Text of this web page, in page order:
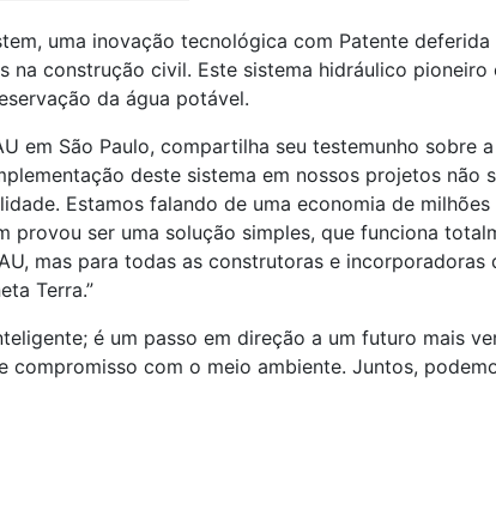
uma inovação tecnológica com Patente
construção civil. Este sistema hidráulico
da água potável.
em São Paulo, compartilha seu testemunho
deste sistema em nossos projetos
Estamos falando de uma economia de
provou ser uma solução simples, que funciona
mas para todas as construtoras e
Terra.”
é um passo em direção a um futuro mais
com o meio ambiente. Juntos,